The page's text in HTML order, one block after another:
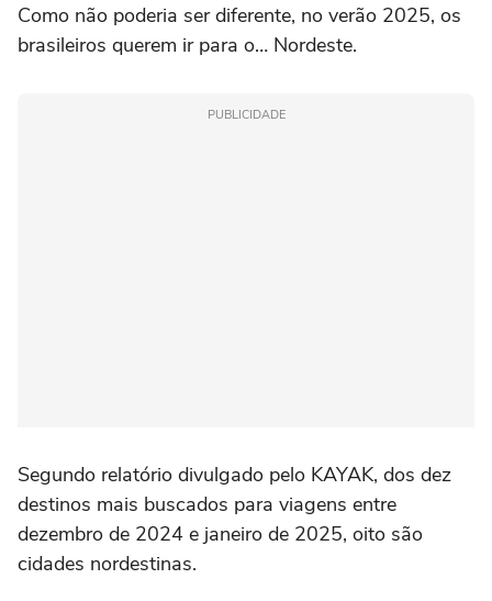
Como não poderia ser diferente, no verão 2025, os
brasileiros querem ir para o… Nordeste.
PUBLICIDADE
Segundo relatório divulgado pelo KAYAK, dos dez
destinos mais buscados para viagens entre
dezembro de 2024 e janeiro de 2025, oito são
cidades nordestinas.